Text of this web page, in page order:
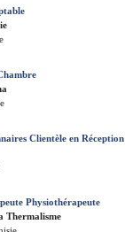
Clientèle en Réception
Physiothérapeute
Thermalisme